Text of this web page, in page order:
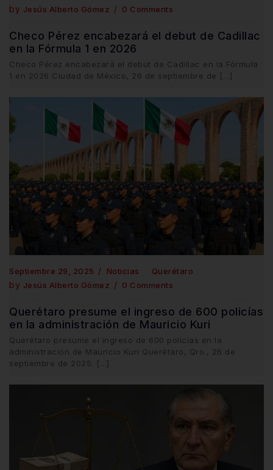
by Jesús Alberto Gómez 0 Comments
Checo Pérez encabezará el debut de Cadillac
en la Fórmula 1 en 2026
Checo Pérez encabezará el debut de Cadillac en la Fórmula
1 en 2026 Ciudad de México, 26 de septiembre de […]
Septiembre 29, 2025 Noticias Querétaro
by Jesús Alberto Gómez 0 Comments
Querétaro presume el ingreso de 600 policías
en la administración de Mauricio Kuri
Querétaro presume el ingreso de 600 policías en la
administración de Mauricio Kuri Querétaro, Qro., 26 de
septiembre de 2025. […]